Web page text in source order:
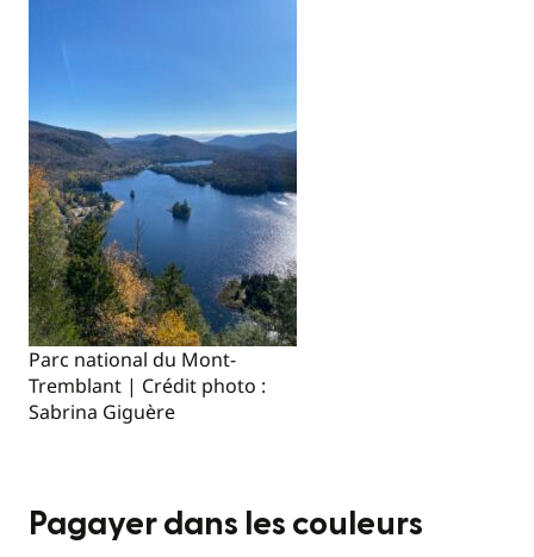
Parc national du Mont-
Tremblant | Crédit photo :
Sabrina Giguère
Pagayer dans les couleurs